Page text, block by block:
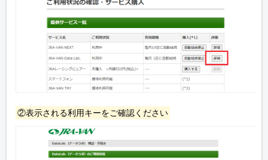
②表示される利用キーをご確認ください